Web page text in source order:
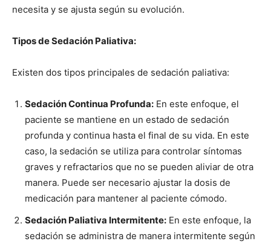
necesita y se ajusta según su evolución.
Tipos de Sedación Paliativa:
Existen dos tipos principales de sedación paliativa:
Sedación Continua Profunda: En este enfoque, el
paciente se mantiene en un estado de sedación
profunda y continua hasta el final de su vida. En este
caso, la sedación se utiliza para controlar síntomas
graves y refractarios que no se pueden aliviar de otra
manera. Puede ser necesario ajustar la dosis de
medicación para mantener al paciente cómodo.
Sedación Paliativa Intermitente: En este enfoque, la
sedación se administra de manera intermitente según